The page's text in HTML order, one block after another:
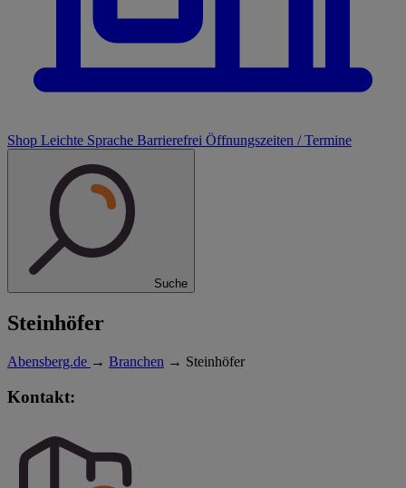
Shop Leichte Sprache Barrierefrei Öffnungszeiten / Termine
Suche
Steinhöfer
Abensberg.de → Branchen → Steinhöfer
Kontakt: